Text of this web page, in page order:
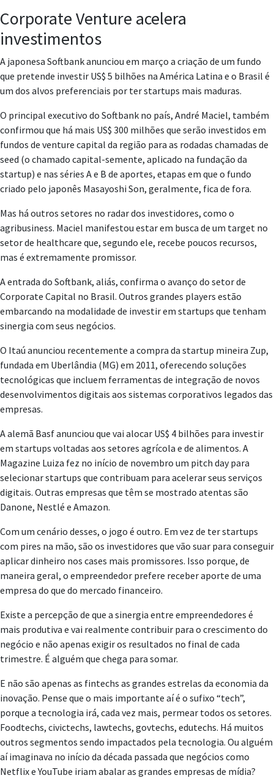
Corporate Venture acelera
investimentos
A japonesa Softbank anunciou em março a criação de um fundo
que pretende investir US$ 5 bilhões na América Latina e o Brasil é
um dos alvos preferenciais por ter startups mais maduras.
O principal executivo do Softbank no país, André Maciel, também
confirmou que há mais US$ 300 milhões que serão investidos em
fundos de venture capital da região para as rodadas chamadas de
seed (o chamado capital-semente, aplicado na fundação da
startup) e nas séries A e B de aportes, etapas em que o fundo
criado pelo japonês Masayoshi Son, geralmente, fica de fora.
Mas há outros setores no radar dos investidores, como o
agribusiness. Maciel manifestou estar em busca de um target no
setor de healthcare que, segundo ele, recebe poucos recursos,
mas é extremamente promissor.
A entrada do Softbank, aliás, confirma o avanço do setor de
Corporate Capital no Brasil. Outros grandes players estão
embarcando na modalidade de investir em startups que tenham
sinergia com seus negócios.
O Itaú anunciou recentemente a compra da startup mineira Zup,
fundada em Uberlândia (MG) em 2011, oferecendo soluções
tecnológicas que incluem ferramentas de integração de novos
desenvolvimentos digitais aos sistemas corporativos legados das
empresas.
A alemã Basf anunciou que vai alocar US$ 4 bilhões para investir
em startups voltadas aos setores agrícola e de alimentos. A
Magazine Luiza fez no início de novembro um pitch day para
selecionar startups que contribuam para acelerar seus serviços
digitais. Outras empresas que têm se mostrado atentas são
Danone, Nestlé e Amazon.
Com um cenário desses, o jogo é outro. Em vez de ter startups
com pires na mão, são os investidores que vão suar para conseguir
aplicar dinheiro nos cases mais promissores. Isso porque, de
maneira geral, o empreendedor prefere receber aporte de uma
empresa do que do mercado financeiro.
Existe a percepção de que a sinergia entre empreendedores é
mais produtiva e vai realmente contribuir para o crescimento do
negócio e não apenas exigir os resultados no final de cada
trimestre. É alguém que chega para somar.
E não são apenas as fintechs as grandes estrelas da economia da
inovação. Pense que o mais importante aí é o sufixo “tech”,
porque a tecnologia irá, cada vez mais, permear todos os setores.
Foodtechs, civictechs, lawtechs, govtechs, edutechs. Há muitos
outros segmentos sendo impactados pela tecnologia. Ou alguém
aí imaginava no início da década passada que negócios como
Netflix e YouTube iriam abalar as grandes empresas de mídia?